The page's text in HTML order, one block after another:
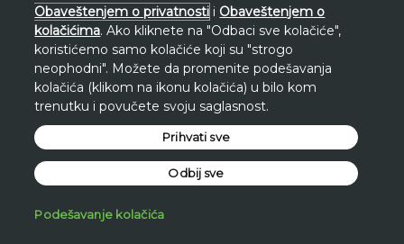
Obaveštenjem o privatnosti i Obaveštenjem o
kolačićima. Ako kliknete na "Odbaci sve kolačiće",
koristićemo samo kolačiće koji su "strogo
neophodni". Možete da promenite podešavanja
kolačića (klikom na ikonu kolačića) u bilo kom
trenutku i povučete svoju saglasnost.
Podešavanje kolačića
Odbij sve
Prihvati sve